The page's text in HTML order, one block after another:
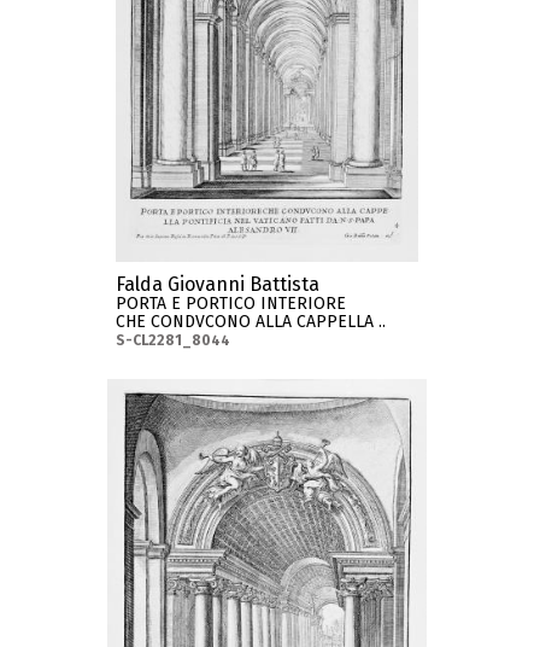
Falda Giovanni Battista
PORTA E PORTICO INTERIORE
CHE CONDVCONO ALLA CAPPELLA ..
S-CL2281_8044